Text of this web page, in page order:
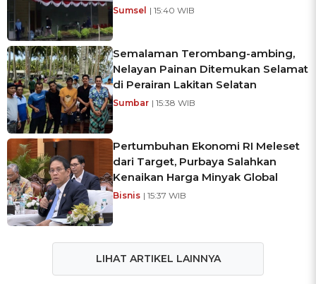
Sumsel | 15:40 WIB
Semalaman Terombang-ambing,
Nelayan Painan Ditemukan Selamat
di Perairan Lakitan Selatan
Sumbar | 15:38 WIB
Pertumbuhan Ekonomi RI Meleset
dari Target, Purbaya Salahkan
Kenaikan Harga Minyak Global
Bisnis | 15:37 WIB
LIHAT ARTIKEL LAINNYA